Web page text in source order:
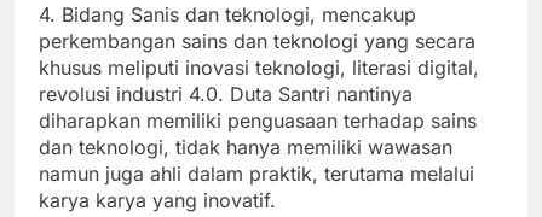
4. Bidang Sanis dan teknologi, mencakup
perkembangan sains dan teknologi yang secara
khusus meliputi inovasi teknologi, literasi digital,
revolusi industri 4.0. Duta Santri nantinya
diharapkan memiliki penguasaan terhadap sains
dan teknologi, tidak hanya memiliki wawasan
namun juga ahli dalam praktik, terutama melalui
karya karya yang inovatif.